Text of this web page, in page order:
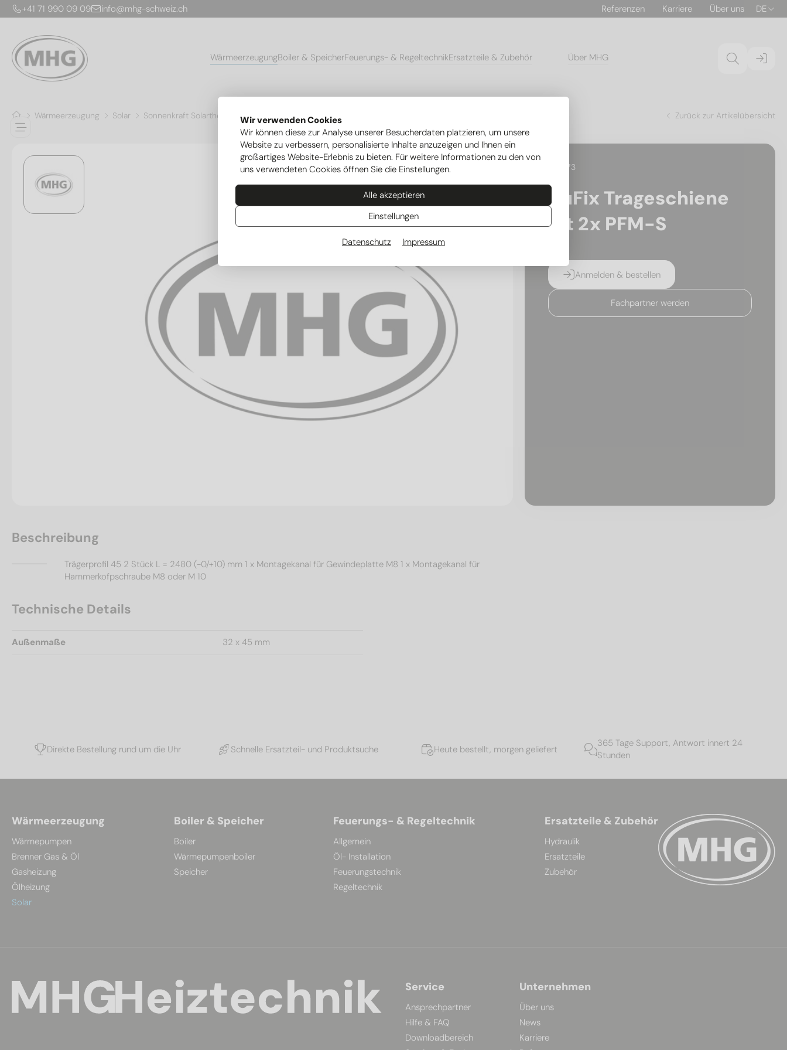
Wir verwenden Cookies
Wir können diese zur Analyse unserer Besucherdaten platzieren, um unsere
Website zu verbessern, personalisierte Inhalte anzuzeigen und Ihnen ein
großartiges Website-Erlebnis zu bieten. Für weitere Informationen zu den von
uns verwendeten Cookies öffnen Sie die Einstellungen.
Alle akzeptieren
Einstellungen
Datenschutz Impressum
+41 71 990 09 09 info@mhg-schweiz.ch Referenzen Karriere Über uns DE
WärmeerzeugungBoiler & SpeicherFeuerungs- & RegeltechnikErsatzteile & Zubehör Über MHG
Wärmeerzeugung Solar Sonnenkraft Solarthermie AluFix Trageschiene Set 2x PFM-S Zurück zur Artikelübersicht
18.40373
AluFix Trageschiene
Set 2x PFM-S
Anmelden & bestellen
Fachpartner werden
Beschreibung
Trägerprofil 45 2 Stück L = 2480 (-0/+10) mm 1 x Montagekanal für Gewindeplatte M8 1 x Montagekanal für
Hammerkofpschraube M8 oder M 10
Technische Details
Außenmaße 32 x 45 mm
Direkte Bestellung rund um die Uhr Schnelle Ersatzteil- und Produktsuche Heute bestellt, morgen geliefert
365 Tage Support, Antwort innert 24
Stunden
Wärmeerzeugung
Wärmepumpen
Brenner Gas & Öl
Gasheizung
Ölheizung
Solar
Boiler & Speicher
Boiler
Wärmepumpenboiler
Speicher
Feuerungs- & Regeltechnik
Allgemein
Öl- Installation
Feuerungstechnik
Regeltechnik
Ersatzteile & Zubehör
Hydraulik
Ersatzteile
Zubehör
Service
Ansprechpartner
Hilfe & FAQ
Downloadbereich
Unternehmen
Über uns
News
Karriere